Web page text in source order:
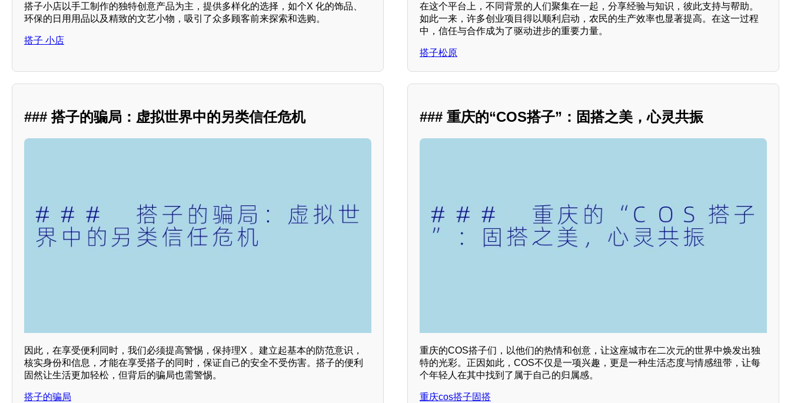
搭子小店以手工制作的独特创意产品为主，提供多样化的选择，如个X 化的饰品、
环保的日用用品以及精致的文艺小物，吸引了众多顾客前来探索和选购。
搭子 小店
在这个平台上，不同背景的人们聚集在一起，分享经验与知识，彼此支持与帮助。
如此一来，许多创业项目得以顺利启动，农民的生产效率也显著提高。在这一过程
中，信任与合作成为了驱动进步的重要力量。
搭子松原
### 搭子的骗局：虚拟世界中的另类信任危机
因此，在享受便利同时，我们必须提高警惕，保持理X 。建立起基本的防范意识，
核实身份和信息，才能在享受搭子的同时，保证自己的安全不受伤害。搭子的便利
固然让生活更加轻松，但背后的骗局也需警惕。
搭子的骗局
### 重庆的“COS搭子”：固搭之美，心灵共振
重庆的COS搭子们，以他们的热情和创意，让这座城市在二次元的世界中焕发出独
特的光彩。正因如此，COS不仅是一项兴趣，更是一种生活态度与情感纽带，让每
个年轻人在其中找到了属于自己的归属感。
重庆cos搭子固搭